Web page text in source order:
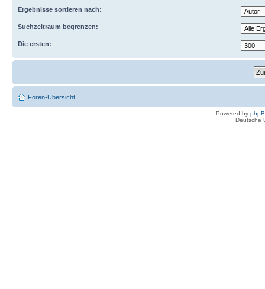
Ergebnisse sortieren nach:
Suchzeitraum begrenzen:
Die ersten:
Foren-Übersicht
Powered by
Deutsche